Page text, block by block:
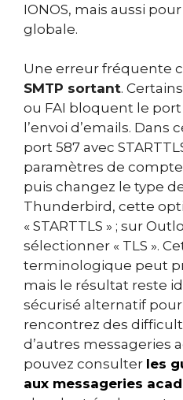
IONOS, mais aussi
globale.
Une erreur fréquente
SMTP sortant.
ou FAI bloquent le
l’envoi d’emails. Dans
port 587 avec
paramètres de
puis changez le type
Thunderbird, cette
« STARTTLS » ; sur
sélectionner « TLS ».
terminologique peut
mais le résultat reste
sécurisé alternatif pour
rencontrez des
d’autres messageries
pouvez consulter les
aux messageries